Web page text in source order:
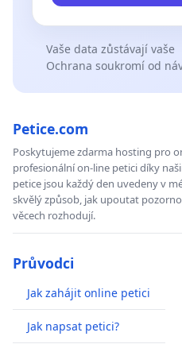
Vaše data zůstávají vaše
Ochrana soukromí od
Petice.com
Poskytujeme zdarma hosting pro
profesionální on-line petici díky
petice jsou každý den uvedeny v
skvělý způsob, jak upoutat
věcech rozhodují.
Průvodci
Jak zahájit online petici
Jak napsat petici?